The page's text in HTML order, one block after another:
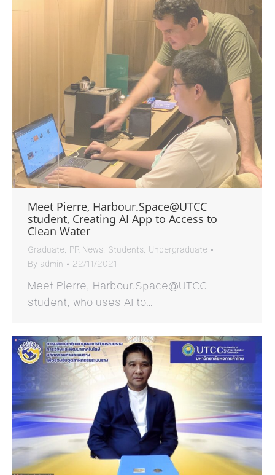
Meet Pierre, Harbour.Space@UTCC
student, Creating AI App to Access to
Clean Water
Graduate, PR News, Students, Undergraduate
By admin 22/11/2021
Meet Pierre, Harbour.Space@UTCC
student, who uses AI to…